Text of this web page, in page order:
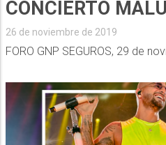
CONCIERTO
26 de noviembre de 2019
FORO GNP SEGUROS, 29 de